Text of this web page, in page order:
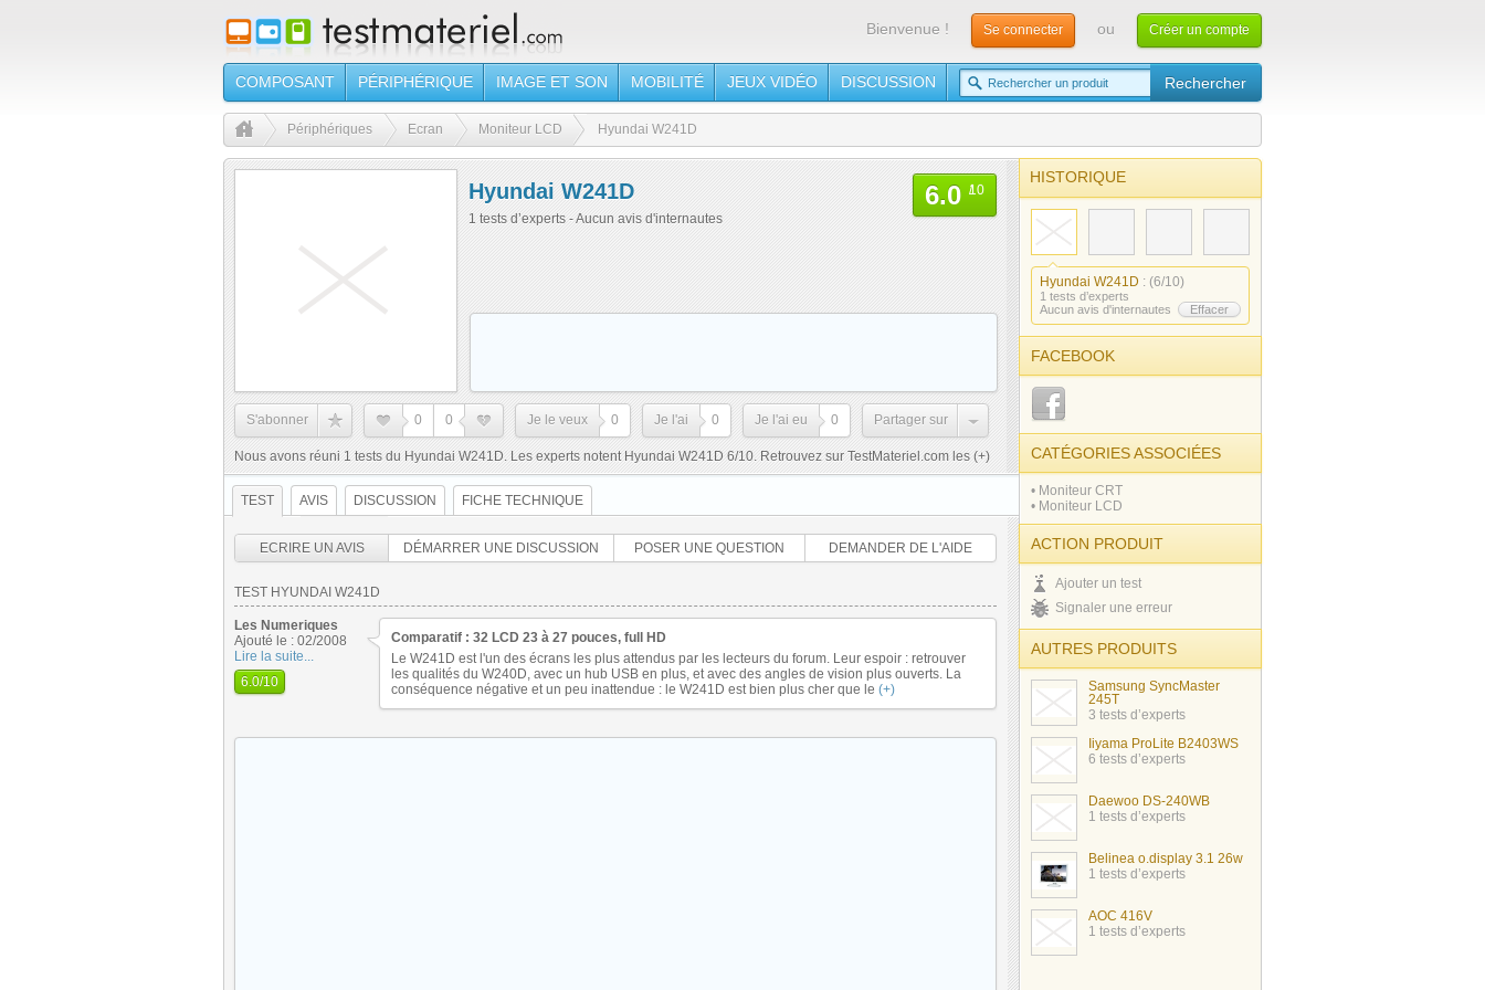
Bienvenue ! Se connecter ou Créer un compte
COMPOSANT PÉRIPHÉRIQUE IMAGE ET SON MOBILITÉ JEUX VIDÉO DISCUSSION
Périphériques Ecran Moniteur LCD Hyundai W241D
Hyundai W241D
1 tests d’experts - Aucun avis d'internautes
6.0 /10
S'abonner 0 0 Je le veux 0 Je l'ai 0 Je l'ai eu 0 Partager sur
Nous avons réuni 1 tests du Hyundai W241D. Les experts notent Hyundai W241D 6/10. Retrouvez sur TestMateriel.com les (+)
TEST AVIS DISCUSSION FICHE TECHNIQUE
ECRIRE UN AVIS DÉMARRER UNE DISCUSSION POSER UNE QUESTION DEMANDER DE L'AIDE
TEST HYUNDAI W241D
Les Numeriques
Ajouté le : 02/2008
Lire la suite...
6.0/10
Comparatif : 32 LCD 23 à 27 pouces, full HD
Le W241D est l'un des écrans les plus attendus par les lecteurs du forum. Leur espoir : retrouver
les qualités du W240D, avec un hub USB en plus, et avec des angles de vision plus ouverts. La
conséquence négative et un peu inattendue : le W241D est bien plus cher que le (+)
HISTORIQUE
Hyundai W241D : (6/10)
1 tests d’experts
Aucun avis d'internautes
Effacer
FACEBOOK
CATÉGORIES ASSOCIÉES
• Moniteur CRT
• Moniteur LCD
ACTION PRODUIT
Ajouter un test
Signaler une erreur
AUTRES PRODUITS
Samsung SyncMaster
245T
3 tests d’experts
Iiyama ProLite B2403WS
6 tests d’experts
Daewoo DS-240WB
1 tests d’experts
Belinea o.display 3.1 26w
1 tests d’experts
AOC 416V
1 tests d’experts